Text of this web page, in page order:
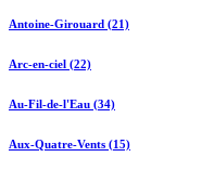
Antoine-Girouard (21)
Arc-en-ciel (22)
Au-Fil-de-l'Eau (34)
Aux-Quatre-Vents (15)